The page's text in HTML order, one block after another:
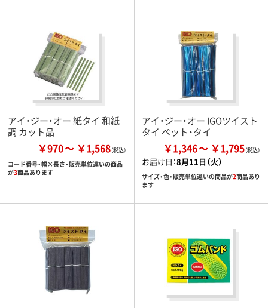
アイ・ジー・オー 紙タイ 和紙
調 カット品
￥970 ￥1,568
コード番号・幅×長さ・販売単位違いの商品
が3商品あります
アイ・ジー・オー IGOツイスト
タイ ペット・タイ
￥1,346 ￥1,795
お届け日：8月11日（火）
サイズ・色・販売単位違いの商品が2商品あり
ます